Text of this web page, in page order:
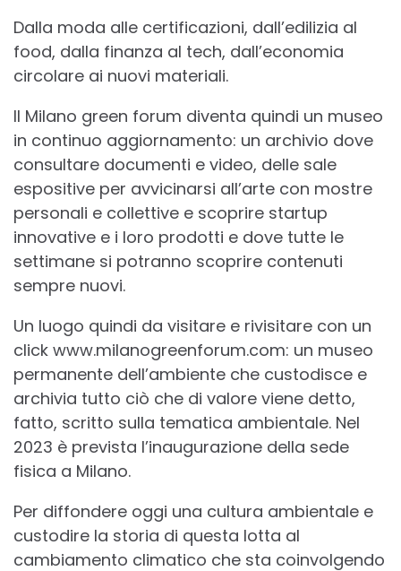
Dalla moda alle certificazioni, dall’edilizia al
food, dalla finanza al tech, dall’economia
circolare ai nuovi materiali.
Il Milano green forum diventa quindi un museo
in continuo aggiornamento: un archivio dove
consultare documenti e video, delle sale
espositive per avvicinarsi all’arte con mostre
personali e collettive e scoprire startup
innovative e i loro prodotti e dove tutte le
settimane si potranno scoprire contenuti
sempre nuovi.
Un luogo quindi da visitare e rivisitare con un
click www.milanogreenforum.com: un museo
permanente dell’ambiente che custodisce e
archivia tutto ciò che di valore viene detto,
fatto, scritto sulla tematica ambientale. Nel
2023 è prevista l’inaugurazione della sede
fisica a Milano.
Per diffondere oggi una cultura ambientale e
custodire la storia di questa lotta al
cambiamento climatico che sta coinvolgendo